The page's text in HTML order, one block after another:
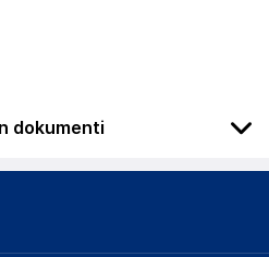
dokumenti